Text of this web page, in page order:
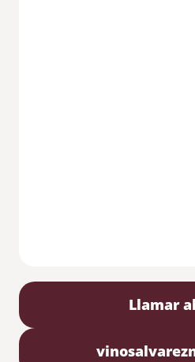
Llamar